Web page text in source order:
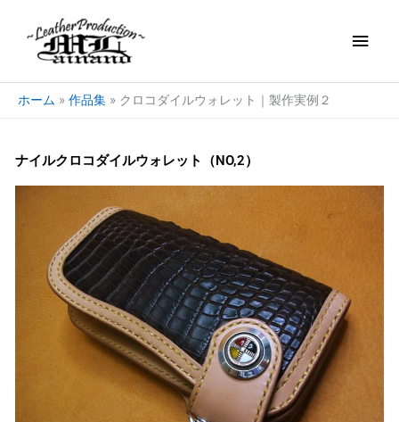
キ
ュ
ホーム 作品集 クロコダイルウォレット｜製作実例２
ナイルクロコダイルウォレット（NO,2）